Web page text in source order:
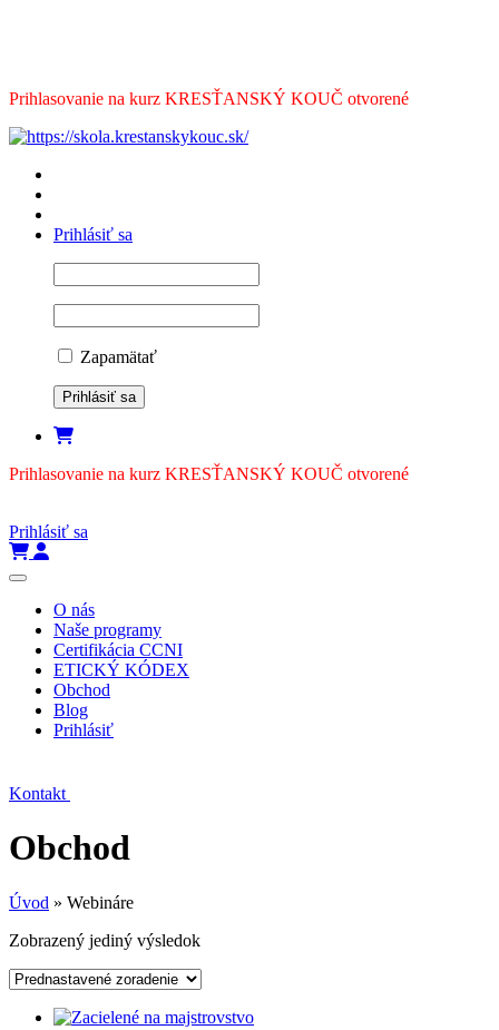
Prihlasovanie na kurz KRESŤANSKÝ KOUČ otvorené
Prihlásiť sa
Zapamätať
Prihlasovanie na kurz KRESŤANSKÝ KOUČ otvorené
Prihlásiť sa
O nás
Naše programy
Certifikácia CCNI
ETICKÝ KÓDEX
Obchod
Blog
Prihlásiť
Kontakt
Obchod
Úvod » Webináre
Zobrazený jediný výsledok